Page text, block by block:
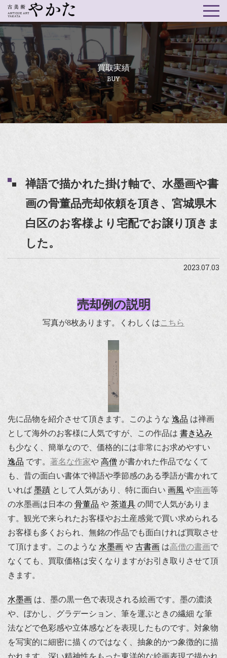
買取実績
BUY
禅語で描かれた掛け軸で、水墨画や書
画の骨董品売却依頼を頂き、宮城県木
白区のお客様より宅配でお譲り頂きま
した。
2023.07.03
売却例の説明
写真が8枚あります。くわしくはこちら
先に品物を紹介させて頂きます。このような 逸品 は禅画
として海外のお客様に人気ですが、この作品は 書き込み
も少なく、簡単なので、価格的には非常にお求めやすい
逸品 です。 著名な作家や 高僧 が書かれた作品でなくて
も、昔の面白い書体で禅語や季節感のある季語が書かれて
いれば 墨蹟 として人気があり、特に面白い 画風 や南画等
の水墨画は日本の 骨董品 や 茶道具 の間で人気がありま
す。観光で来られたお客様やお土産感覚で買い求められる
お客様も多くおられ、無銘の作品でも面白ければ買取させ
て頂けます。このような 水墨画 や 古書画 は高僧の書画で
なくても、買取価格は安くなりますがお引き取りさせて頂
きます。
水墨画 は、墨の黒一色で表現される絵画です。墨の濃淡
や、ぼかし、グラデーション、筆を運ぶときの繊細 な筆
法などで色彩感や立体感などを表現したものです。対象物
を写実的に細密に描くのではなく、抽象的かつ象徴的に描